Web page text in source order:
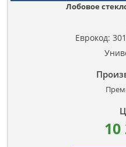
Лобовое
Еврокод:
10